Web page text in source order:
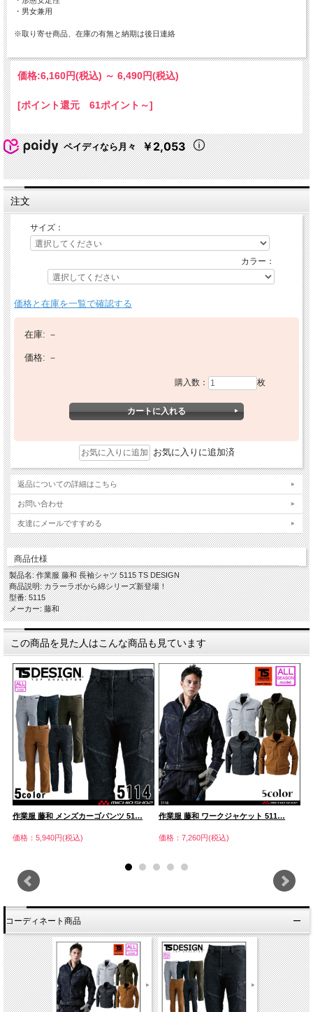
・男女兼用
※取り寄せ商品、在庫の有無と納期は後日連絡
価格:6,160円(税込) ～ 6,490円(税込)
[ポイント還元 61ポイント～]
ペイディなら月々 ￥2,053
注文
サイズ：
カラー：
価格と在庫を一覧で確認する
在庫: －
価格: －
購入数： 枚
お気に入りに追加済
返品についての詳細はこちら
お問い合わせ
友達にメールですすめる
商品仕様
製品名: 作業服 藤和 長袖シャツ 5115 TS DESIGN
商品説明: カラーラボから綿シリーズ新登場！
型番: 5115
メーカー: 藤和
この商品を見た人はこんな商品も見ています
作業服 藤和 メンズカーゴパンツ 51…
価格：5,940円(税込)
作業服 藤和 ワークジャケット 511…
価格：7,260円(税込)
コーディネート商品